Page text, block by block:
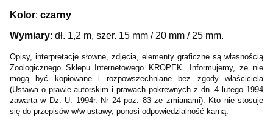
Kolor: czarny
Wymiary: dł. 1,2 m, szer. 15 mm / 20 mm / 25 mm.
Opisy, interpretacje słowne, zdjęcia, elementy graficzne są własnością
Zoologicznego Sklepu Internetowego KROPEK. Informujemy, że nie
mogą być kopiowane i rozpowszechniane bez zgody właściciela
(Ustawa o prawie autorskim i prawach pokrewnych z dn. 4 lutego 1994
zawarta w Dz. U. 1994r. Nr 24 poz. 83 ze zmianami). Kto nie stosuje
się do przepisów w/w ustawy, ponosi odpowiedzialność karną.